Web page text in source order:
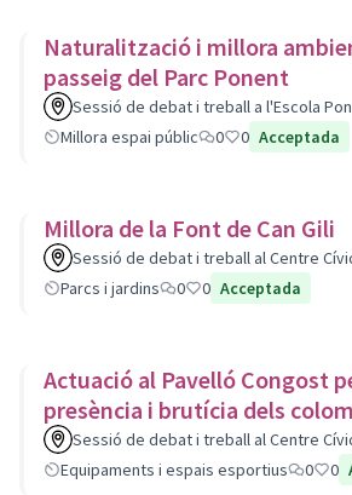
Naturalització i millora
passeig del Parc Ponent
Sessió de debat i treball a l'Escola
Millora espai públic
0 0 Acceptada
Millora de la Font de Can Gili
Sessió de debat i treball al Centre
Parcs i jardins
0 0 Acceptada
Actuació al Pavelló Congost
presència i brutícia dels
Sessió de debat i treball al Centre
Equipaments i espais esportius
0 0